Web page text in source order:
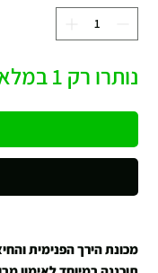
נותרו רק 1 במלאי